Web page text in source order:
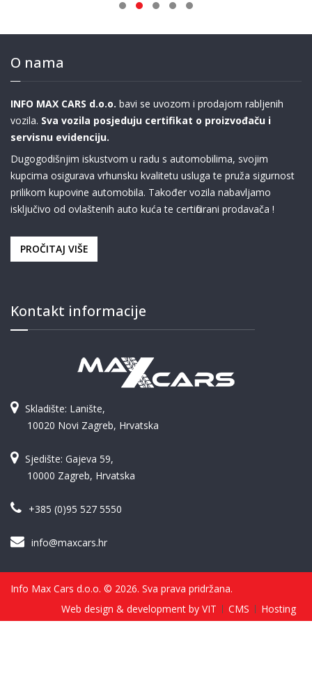
O nama
INFO MAX CARS d.o.o. bavi se uvozom i prodajom rabljenih
vozila. Sva vozila posjeduju certifikat o proizvođaču i
servisnu evidenciju.
Dugogodišnjim iskustvom u radu s automobilima, svojim
kupcima osigurava vrhunsku kvalitetu usluga te pruža sigurnost
prilikom kupovine automobila. Također vozila nabavljamo
isključivo od ovlaštenih auto kuća te certificirani prodavača !
PROČITAJ VIŠE
Kontakt informacije
Skladište: Lanište,
10020 Novi Zagreb, Hrvatska
Sjedište: Gajeva 59,
10000 Zagreb, Hrvatska
+385 (0)95 527 5550
info@maxcars.hr
Info Max Cars d.o.o. © 2026. Sva prava pridržana.
Web design & development by VIT
CMS Hosting